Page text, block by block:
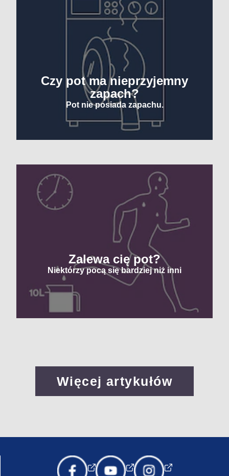
Czy pot ma nieprzyjemny
zapach?
Pot nie posiada zapachu.
Zalewa cię pot?
Niektórzy pocą się bardziej niż inni
Więcej artykułów